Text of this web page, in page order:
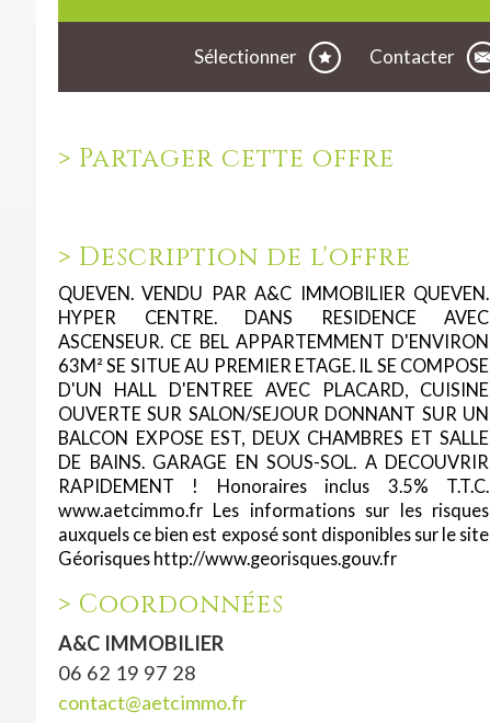
Sélectionner Contacter
> Partager cette offre
> Description de l'offre
QUEVEN. VENDU PAR A&C IMMOBILIER QUEVEN.
HYPER CENTRE. DANS RESIDENCE AVEC
ASCENSEUR. CE BEL APPARTEMMENT D'ENVIRON
63M² SE SITUE AU PREMIER ETAGE. IL SE COMPOSE
D'UN HALL D'ENTREE AVEC PLACARD, CUISINE
OUVERTE SUR SALON/SEJOUR DONNANT SUR UN
BALCON EXPOSE EST, DEUX CHAMBRES ET SALLE
DE BAINS. GARAGE EN SOUS-SOL. A DECOUVRIR
RAPIDEMENT ! Honoraires inclus 3.5% T.T.C.
www.aetcimmo.fr Les informations sur les risques
auxquels ce bien est exposé sont disponibles sur le site
Géorisques http://www.georisques.gouv.fr
> Coordonnées
A&C IMMOBILIER
06 62 19 97 28
contact@aetcimmo.fr